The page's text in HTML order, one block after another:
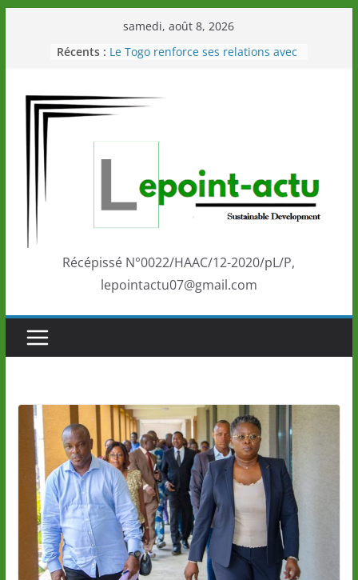
samedi, août 8, 2026
Récents : Le Togo renforce ses relations avec
Éléphants en Côte d’Ivoire
LOTO DETENTE”, un nouveau tirage
marque de confiance au Togo sur
la scène internationale au-delà des
performances de ses athlètes
Togo: Que retenir de la politique
éducation et de l’ambition de
Récépissé N°0022/HAAC/12-2020/pL/P,
lepointactu07@gmail.com